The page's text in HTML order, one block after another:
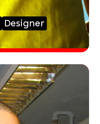
Designer